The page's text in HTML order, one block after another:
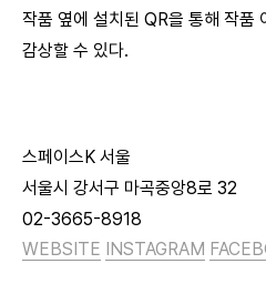
작품 옆에 설치된 QR을 통해 작품
감상할 수 있다.
스페이스K 서울
서울시 강서구 마곡중앙8로 32
02-3665-8918
WEBSITE INSTAGRAM